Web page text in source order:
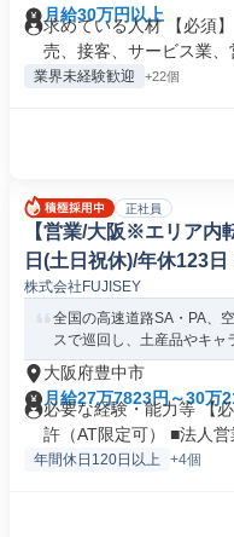
月給30万円以上
求めている人材 【必須
売、接客、サービス業、
業界未経験歓迎 +22個
正社員
【営業/大阪※エリア内
日(土日祝休)/年休123
株式会社FUJISEY
全国の高速道路SA・PA、
スで巡回し、土産品やキャ
大阪府豊中市
月給27万7823円～30万
必要な経験・能力等 【
許（AT限定可） ■法人営
年間休日120日以上 +4個